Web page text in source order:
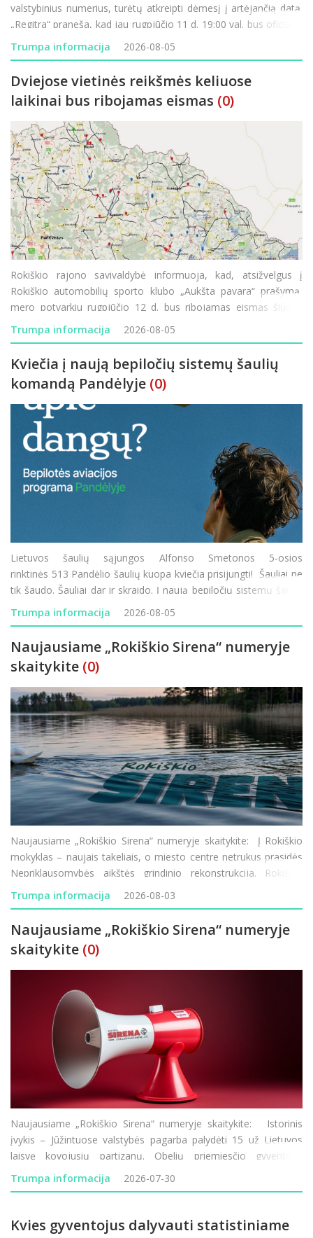
valstybinius numerius, turėtų atkreipti dėmesį į artėjančią datą.
„Regitra“ praneša, kad jau rugpjūčio 11 d. 19:00 val. bus oficialiai
paleistos naujos valstybinių numerio ženklų serijos. Didžiausia
šio etapo n
Trumpa informacija 2026-08-05
Dviejose vietinės reikšmės keliuose
laikinai bus ribojamas eismas (0)
Rokiškio rajono savivaldybė informuoja, kad, atsižvelgus į
Rokiškio automobilių sporto klubo „Aukšta pavara“ prašymą,
mero potvarkiu rugpjūčio 12 d. bus ribojamas eismas šiuose
rajono vietinės reikšmės keliuose: JD-70 „Prūseliai–Pa
Trumpa informacija 2026-08-05
Kviečia į naują bepiločių sistemų šaulių
komandą Pandėlyje (0)
Lietuvos šaulių sąjungos Alfonso Smetonos 5-osios
rinktinės 513 Pandėlio šaulių kuopa kviečia prisijungti! Šauliai ne
tik šaudo. Šauliai dar ir skraido. Į naują bepiločių sistemų šaulių
komandą Pandėlyje kviečiame visus – ir tuos, kurie tu
Trumpa informacija 2026-08-05
Naujausiame „Rokiškio Sirena“ numeryje
skaitykite (0)
Naujausiame „Rokiškio Sirena“ numeryje skaitykite: Į Rokiškio
mokyklas – naujais takeliais, o miesto centre netrukus prasidės
Nepriklausomybės aikštės grindinio rekonstrukcija. Rokiškio
vardu žais moterų krepšinio komanda, tačiau joje ko
Trumpa informacija 2026-08-03
Naujausiame „Rokiškio Sirena“ numeryje
skaitykite (0)
Naujausiame „Rokiškio Sirena“ numeryje skaitykite: Istorinis
įvykis – Jūžintuose valstybės pagarba palydėti 15 už Lietuvos
laisvę kovojusių partizanų. Obelių priemiesčio gyventojai
nebegali taikstytis su kasdienėmis dulkių problemomis. Rokiškio
Rudolf
Trumpa informacija 2026-07-30
Kvies gyventojus dalyvauti statistiniame